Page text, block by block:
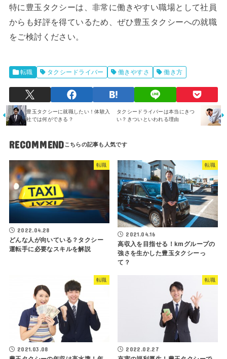
特に豊玉タクシーは、非常に働きやすい職場として社員
からも好評を得ているため、ぜひ豊玉タクシーへの就職
をご検討ください。
転職 タクシードライバー 働きやすさ 働き方
豊玉タクシーに就職したい！体験入
社では何ができる？
タクシードライバーは本当にきつ
い？きついといわれる理由
RECOMMEND
転職
2022.04.28
どんな人が向いている？タクシー
運転手に必要なスキルを解説
転職
2021.04.16
高収入を目指せる！kmグループの
強さを生かした豊玉タクシーっ
て？
転職
2021.03.08
転職
2022.02.27